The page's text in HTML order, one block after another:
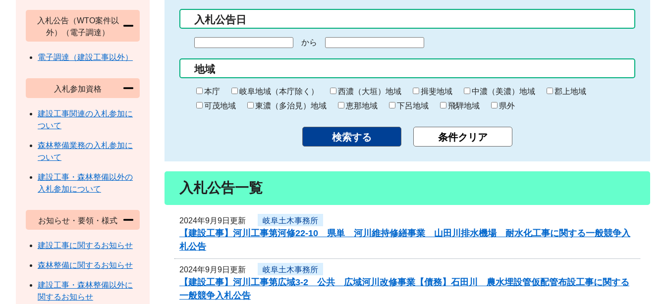
力
入札公告日
の
始
ま
り
から
終
わ
り
地域
本庁 岐阜地域（本庁除く） 西濃（大垣）地域 揖斐地域 中濃（美濃）地域
郡上地域
可茂地域
東濃（多治見）地域 恵那地域 下呂地域 飛騨地域 県外
入札公告一覧
2024年9月9日更新 岐阜土木事務所
【建設工事】河川工事第河修22-10 県単 河川維持修繕事業 山田川排水機場 耐水化工事に関する一般競争入
札公告
2024年9月9日更新 岐阜土木事務所
【建設工事】河川工事第広域3-2 公共 広域河川改修事業【債務】石田川 農水埋設管仮配管布設工事に関する
一般競争入札公告
入札公告（WTO案件以
外）（電子調達）
電子調達（建設工事以外）
入札参加資格
建設工事関連の入札参加に
ついて
森林整備業務の入札参加に
ついて
建設工事・森林整備以外の
入札参加について
お知らせ・要領・様式
建設工事に関するお知らせ
森林整備に関するお知らせ
建設工事・森林整備以外に
関するお知らせ